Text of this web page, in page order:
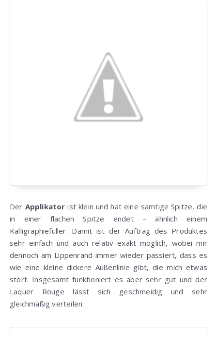
Der Applikator ist klein und hat eine samtige Spitze, die
in einer flachen Spitze endet – ähnlich einem
Kalligraphiefüller. Damit ist der Auftrag des Produktes
sehr einfach und auch relativ exakt möglich, wobei mir
dennoch am Lippenrand immer wieder passiert, dass es
wie eine kleine dickere Außenlinie gibt, die mich etwas
stört. Insgesamt funktioniert es aber sehr gut und der
Laquer Rouge lässt sich geschmeidig und sehr
gleichmäßig verteilen.